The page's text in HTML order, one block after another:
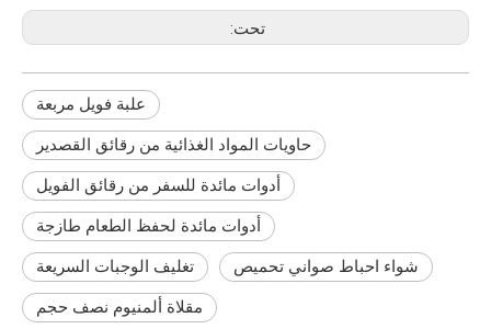
تحت:
علبة فويل مربعة
حاويات المواد الغذائية من رقائق القصدير
أدوات مائدة للسفر من رقائق الفويل
أدوات مائدة لحفظ الطعام طازجة
تغليف الوجبات السريعة شواء احباط صواني تحميص
مقلاة ألمنيوم نصف حجم